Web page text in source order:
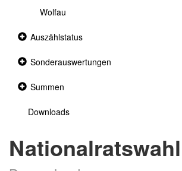
Wolfau
Collapsed
Auszählstatus
Collapsed
Sonderauswertungen
Collapsed
Summen
Downloads